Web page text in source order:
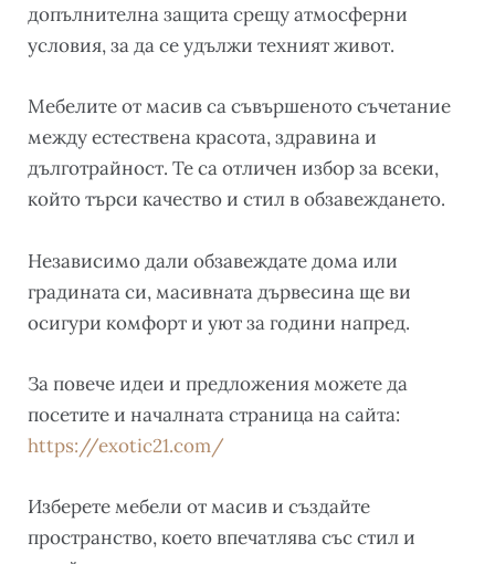
допълнителна защита срещу атмосферни
условия, за да се удължи техният живот.
Мебелите от масив са съвършеното съчетание
между естествена красота, здравина и
дълготрайност. Те са отличен избор за всеки,
който търси качество и стил в обзавеждането.
Независимо дали обзавеждате дома или
градината си, масивната дървесина ще ви
осигури комфорт и уют за години напред.
За повече идеи и предложения можете да
посетите и началната страница на сайта:
https://exotic21.com/
Изберете мебели от масив и създайте
пространство, което впечатлява със стил и